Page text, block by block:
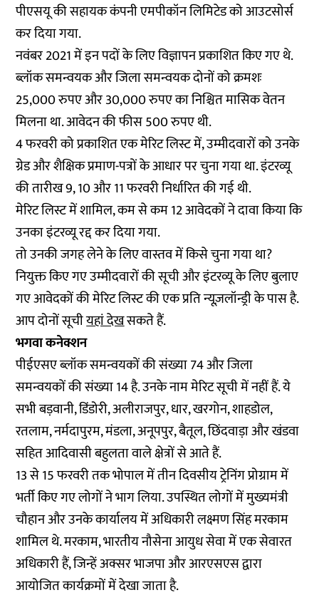
पीएसयू की सहायक कंपनी एमपीकॉन लिमिटेड को आउटसोर्स
कर दिया गया.
नवंबर 2021 में इन पदों के लिए विज्ञापन प्रकाशित किए गए थे.
ब्लॉक समन्वयक और जिला समन्वयक दोनों को क्रमशः
25,000 रुपए और 30,000 रुपए का निश्चित मासिक वेतन
मिलना था. आवेदन की फीस 500 रुपए थी.
4 फरवरी को प्रकाशित एक मेरिट लिस्ट में, उम्मीदवारों को उनके
ग्रेड और शैक्षिक प्रमाण-पत्रों के आधार पर चुना गया था. इंटरव्यू
की तारीख 9, 10 और 11 फरवरी निर्धारित की गई थी.
मेरिट लिस्ट में शामिल, कम से कम 12 आवेदकों ने दावा किया कि
उनका इंटरव्यू रद्द कर दिया गया.
तो उनकी जगह लेने के लिए वास्तव में किसे चुना गया था?
नियुक्त किए गए उम्मीदवारों की सूची और इंटरव्यू के लिए बुलाए
गए आवेदकों की मेरिट लिस्ट की एक प्रति न्यूज़लॉन्ड्री के पास है.
आप दोनों सूचीयहां देखसकते हैं.
भगवा कनेक्शन
पीईएसए ब्लॉक समन्वयकों की संख्या 74 और जिला
समन्वयकों की संख्या 14 है. उनके नाम मेरिट सूची में नहीं हैं. ये
सभी बड़वानी, डिंडोरी, अलीराजपुर, धार, खरगोन, शाहडोल,
रतलाम, नर्मदापुरम, मंडला, अनूपपुर, बैतूल, छिंदवाड़ा और खंडवा
सहित आदिवासी बहुलता वाले क्षेत्रों से आते हैं.
13 से 15 फरवरी तक भोपाल में तीन दिवसीय ट्रेनिंग प्रोग्राम में
भर्ती किए गए लोगों ने भाग लिया. उपस्थित लोगों में मुख्यमंत्री
चौहान और उनके कार्यालय में अधिकारी लक्ष्मण सिंह मरकाम
शामिल थे. मरकाम, भारतीय नौसेना आयुध सेवा में एक सेवारत
अधिकारी हैं, जिन्हें अक्सर भाजपा और आरएसएस द्वारा
आयोजित कार्यक्रमों में देखा जाता है.